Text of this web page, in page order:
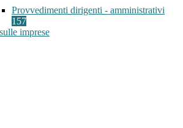
Provvedimenti dirigenti - amministrativi
157
imprese